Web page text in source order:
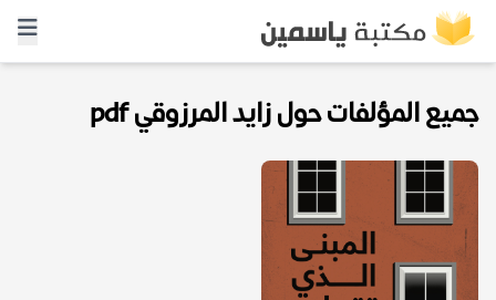
جميع المؤلفات حول زايد المرزوقي pdf